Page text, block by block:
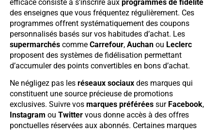
efficace consiste à s’inscrire aux programmes de fidélité
des enseignes que vous fréquentez régulièrement. Ces
programmes offrent systématiquement des coupons
personnalisés basés sur vos habitudes d’achat. Les
supermarchés comme Carrefour, Auchan ou Leclerc
proposent des systèmes de fidélisation permettant
d’accumuler des points convertibles en bons d’achat.
Ne négligez pas les réseaux sociaux des marques qui
constituent une source précieuse de promotions
exclusives. Suivre vos marques préférées sur Facebook,
Instagram ou Twitter vous donne accès à des offres
ponctuelles réservées aux abonnés. Certaines marques